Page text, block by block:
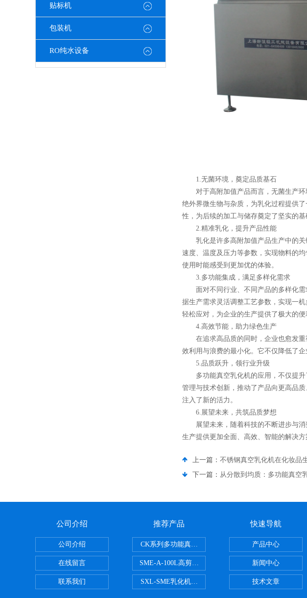
贴标机
包装机
RO纯水设备
1.无菌环境，奠定品质基石
对于高附加值产品而言，无菌生产环
绝外界微生物与杂质，为乳化过程提供
性，为后续的加工与储存奠定了坚实的基
2.精准乳化，提升产品性能
乳化是许多高附加值产品生产中的关
速度、温度及压力等参数，实现物料的
使用时能感受到更加优的体验。
3.多功能集成，满足多样化需求
面对不同行业、不同产品的多样化需
据生产需求灵活调整工艺参数，实现一
轻松应对，为企业的生产提供了极大的便
4.高效节能，助力绿色生产
在追求高品质的同时，企业也愈发重
效利用与浪费的最小化。它不仅降低了
5.品质跃升，领行业升级
多功能真空乳化机的应用，不仅提升
管理与技术创新，推动了产品向更高品
注入了新的活力。
6.展望未来，共筑品质梦想
展望未来，随着科技的不断进步与消
生产提供更加全面、高效、智能的解决方
上一篇： 不锈钢真空乳化机在化妆品
下一篇： 从分散到均质：多功能真空
公司介绍
公司介绍
在线留言
联系我们
推荐产品
CK系列多功能真空乳化机
SME-A-100L高剪切液洗面霜膏霜真空均质乳化机
SXL-SME乳化机成套设备
快速导航
产品中心
新闻中心
技术文章